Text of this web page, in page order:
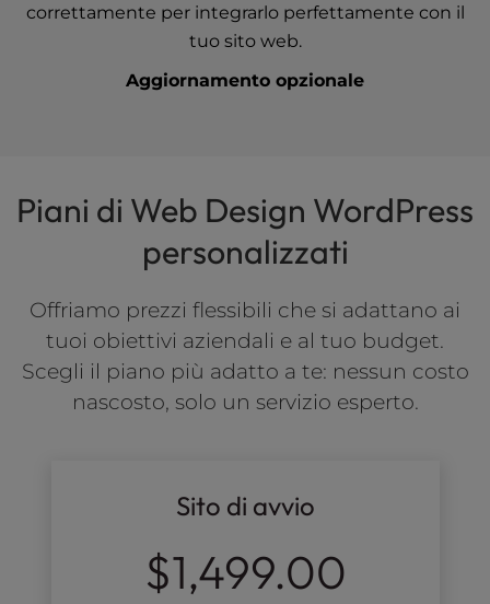
correttamente per integrarlo perfettamente con il
tuo sito web.
Aggiornamento opzionale
Piani di Web Design WordPress
personalizzati
Offriamo prezzi flessibili che si adattano ai
tuoi obiettivi aziendali e al tuo budget.
Scegli il piano più adatto a te: nessun costo
nascosto, solo un servizio esperto.
Sito di avvio
$1,499.00